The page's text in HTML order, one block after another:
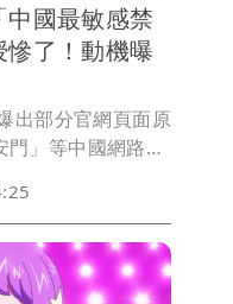
國最敏感禁
了！動機曝
出部分官網頁面原
」等中國網路敏
網路審查機制，
訊。事件曝光
調查。校方4日宣
遭處停職3天的懲